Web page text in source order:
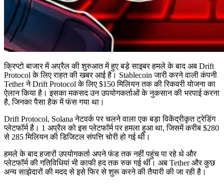
क्रिप्टो बाजार में अप्रैल की शुरुआत में हुए बड़े साइबर हमले के बाद अब Drift
Protocol के लिए राहत की खबर आई है। Stablecoin जारी करने वाली कंपनी
Tether ने Drift Protocol के लिए $150 मिलियन तक की रिकवरी योजना का
ऐलान किया है। इसका मकसद उन उपयोगकर्ताओं के नुकसान की भरपाई करना
है, जिनका पैसा हैक में फंस गया था।
Drift Protocol, Solana नेटवर्क पर चलने वाला एक बड़ा विकेंद्रीकृत ट्रेडिंग
प्लेटफॉर्म है। 1 अप्रैल को इस प्लेटफॉर्म पर हमला हुआ था, जिसमें करीब $280
से 285 मिलियन की डिजिटल संपत्ति चोरी हो गई थी।
हमले के बाद हजारों उपयोगकर्ता अपने फंड तक नहीं पहुंच पा रहे थे और
प्लेटफॉर्म की गतिविधियां भी काफी हद तक रुक गई थीं। अब Tether और कुछ
अन्य साझेदारों की मदद से इसे फिर से शुरू करने की तैयारी की जा रही है।